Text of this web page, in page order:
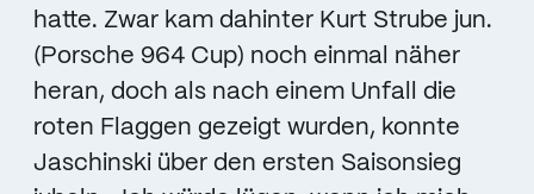
hatte. Zwar kam dahinter Kurt Strube jun.
(Porsche 964 Cup) noch einmal näher
heran, doch als nach einem Unfall die
roten Flaggen gezeigt wurden, konnte
Jaschinski über den ersten Saisonsieg